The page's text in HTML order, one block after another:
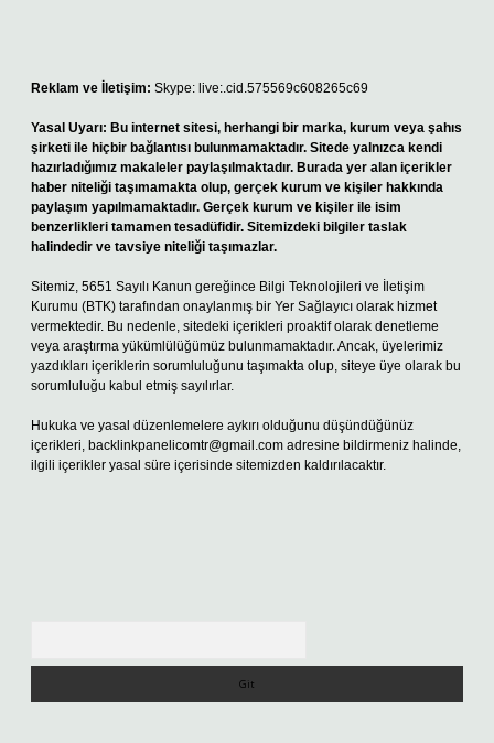
Reklam ve İletişim: Skype: live:.cid.575569c608265c69
Yasal Uyarı: Bu internet sitesi, herhangi bir marka, kurum veya şahıs
şirketi ile hiçbir bağlantısı bulunmamaktadır. Sitede yalnızca kendi
hazırladığımız makaleler paylaşılmaktadır. Burada yer alan içerikler
haber niteliği taşımamakta olup, gerçek kurum ve kişiler hakkında
paylaşım yapılmamaktadır. Gerçek kurum ve kişiler ile isim
benzerlikleri tamamen tesadüfidir. Sitemizdeki bilgiler taslak
halindedir ve tavsiye niteliği taşımazlar.
Sitemiz, 5651 Sayılı Kanun gereğince Bilgi Teknolojileri ve İletişim
Kurumu (BTK) tarafından onaylanmış bir Yer Sağlayıcı olarak hizmet
vermektedir. Bu nedenle, sitedeki içerikleri proaktif olarak denetleme
veya araştırma yükümlülüğümüz bulunmamaktadır. Ancak, üyelerimiz
yazdıkları içeriklerin sorumluluğunu taşımakta olup, siteye üye olarak bu
sorumluluğu kabul etmiş sayılırlar.
Hukuka ve yasal düzenlemelere aykırı olduğunu düşündüğünüz
içerikleri, backlinkpanelicomtr@gmail.com adresine bildirmeniz halinde,
ilgili içerikler yasal süre içerisinde sitemizden kaldırılacaktır.